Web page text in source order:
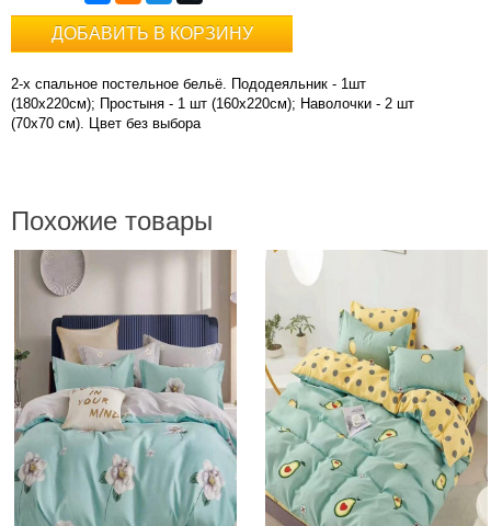
ДОБАВИТЬ В КОРЗИНУ
2-х спальное постельное бельё. Пододеяльник - 1шт
(180х220см); Простыня - 1 шт (160х220см); Наволочки - 2 шт
(70х70 см). Цвет без выбора
Похожие товары